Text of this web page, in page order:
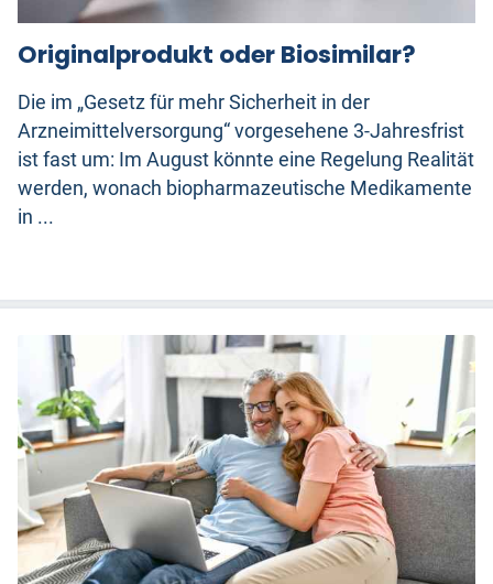
Originalprodukt oder Biosimilar?
Die im „Gesetz für mehr Sicherheit in der
Arzneimittelversorgung“ vorgesehene 3-Jahresfrist
ist fast um: Im August könnte eine Regelung Realität
werden, wonach biopharmazeutische Medikamente
in ...